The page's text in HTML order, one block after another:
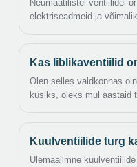
toimib
juhib
Neumaatilistel ventiilidel
elektriseadmeid ja
piirkondade lähedal
avanemise või
Kas liblikaventiilid
Olen selles valdkonnas
küsiks, oleks mul aastaid
puistekäitluseks, kuid mis
Kuulventiilide turg
Ülemaailmne